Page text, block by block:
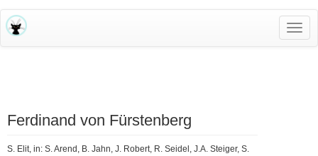
Ferdinand von Fürstenberg
S. Elit, in: S. Arend, B. Jahn, J. Robert, R. Seidel, J.A. Steiger, S.